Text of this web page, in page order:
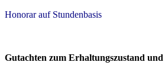
Honorar auf Stundenbasis
Gutachten zum Erhaltungszustand